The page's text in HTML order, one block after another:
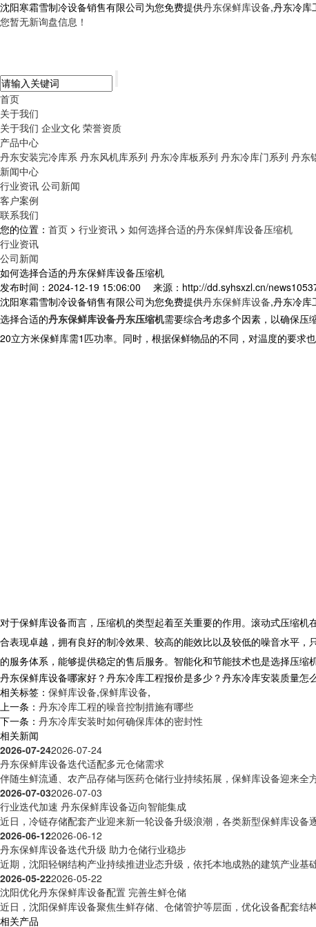
沈阳寒霜雪制冷设备销售有限公司为您免费提供丹东保鲜库设备,丹东冷库
您暂无新询盘信息！
首页
关于我们
关于我们 企业文化 荣誉资质
产品中心
丹东安装完冷库系 丹东风机库系列 丹东冷库板系列 丹东冷库门系列 丹东
新闻中心
行业资讯 公司新闻
客户案例
联系我们
您的位置： 首页 > 行业资讯 > 如何选择合适的丹东保鲜库设备压缩机
行业资讯
公司新闻
如何选择合适的丹东保鲜库设备压缩机
发布时间：2024-12-19 15:06:00
来源：http://dd.syhsxzl.cn/
沈阳寒霜雪制冷设备销售有限公司为您免费提供丹东保鲜库设备,丹东冷库
选择合适的丹东保鲜库设备丹东压缩机需要综合考虑多个因素，以确保压
20立方米保鲜库需1匹功率。同时，根据保鲜物品的不同，对温度的要求
对于保鲜库设备而言，压缩机的类型起着至关重要的作用。滚动式压缩
合表现卓越，拥有良好的制冷效果、较高的能效比以及较低的噪音水平
的服务体系，能够提供稳定的售后服务。智能化和节能技术也是选择压
丹东保鲜库设备哪家好？丹东冷库工程报价是多少？丹东冷库安装质量
相关标签： 保鲜库设备,保鲜库设备,
上一条： 丹东冷库工程的噪音控制措施有哪些
下一条： 丹东冷库安装时如何确保库体的密封性
相关新闻
2026-07-242026-07-24
丹东保鲜库设备迭代适配多元仓储需求
伴随生鲜流通、农产品存储与医药仓储行业持续拓展，保鲜库设备迎来全
2026-07-032026-07-03
行业迭代加速 丹东保鲜库设备迈向智能集成
近日，冷链存储配套产业迎来新一轮设备升级浪潮，各类新型保鲜库设备
2026-06-122026-06-12
丹东保鲜库设备迭代升级 助力仓储行业稳步
近期，沈阳轻钢结构产业持续推进业态升级，依托本地成熟的建筑产业基
2026-05-222026-05-22
沈阳优化丹东保鲜库设备配置 完善生鲜仓储
近日，沈阳保鲜库设备聚焦生鲜存储、仓储管护等层面，优化设备配套结
相关产品